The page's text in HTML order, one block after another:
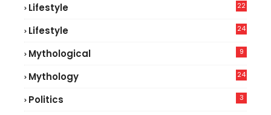
Lifestyle
22
Lifestyle
24
Mythological 9
Mythology 24
Politics 3